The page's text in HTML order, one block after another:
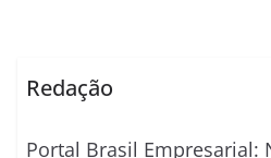
Redação
Portal Brasil Empresarial: